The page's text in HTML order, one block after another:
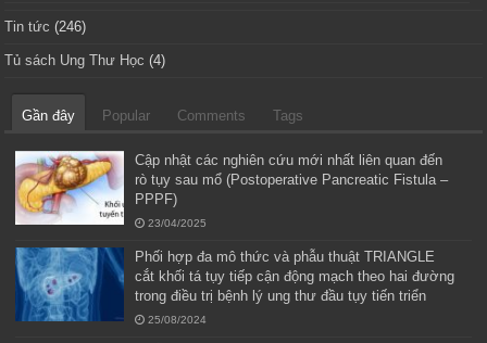
Tin tức (246)
Tủ sách Ung Thư Học (4)
Gần đây Popular Comments Tags
Cập nhật các nghiên cứu mới nhất liên quan đến
rò tụy sau mổ (Postoperative Pancreatic Fistula –
PPPF)
23/04/2025
Phối hợp đa mô thức và phẫu thuật TRIANGLE
cắt khối tá tụy tiếp cận động mạch theo hai đường
trong điều trị bệnh lý ung thư đầu tụy tiến triển
25/08/2024